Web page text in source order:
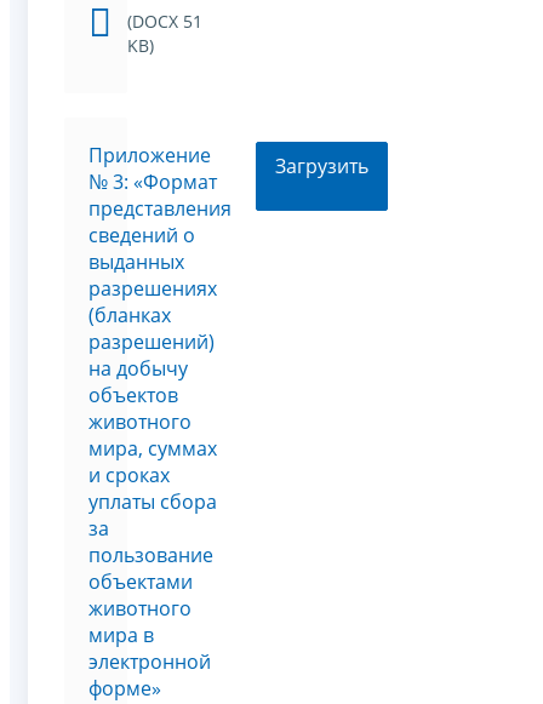
(DOCX 51
KB)
Приложение
№ 3: «Формат
представления
сведений о
выданных
разрешениях
(бланках
разрешений)
на добычу
объектов
животного
мира, суммах
и сроках
уплаты сбора
за
пользование
объектами
животного
мира в
электронной
форме»
Загрузить